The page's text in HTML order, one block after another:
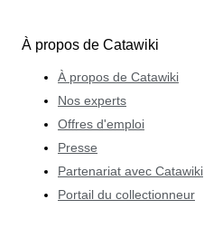
À propos de Catawiki
À propos de Catawiki
Nos experts
Offres d'emploi
Presse
Partenariat avec Catawiki
Portail du collectionneur